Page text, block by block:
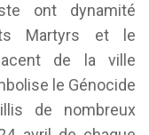
ont dynamité
Martyrs et le
de la ville
le Génocide
de nombreux